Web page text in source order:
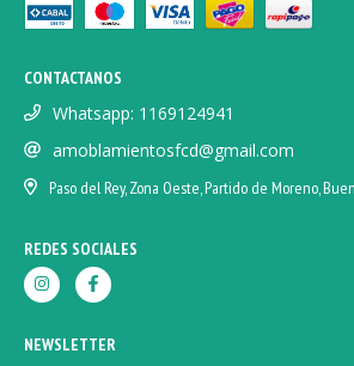
CONTACTANOS
Whatsapp: 1169124941
amoblamientosfcd@gmail.com
Paso del Rey, Zona Oeste, Partido de Moreno,
REDES SOCIALES
NEWSLETTER